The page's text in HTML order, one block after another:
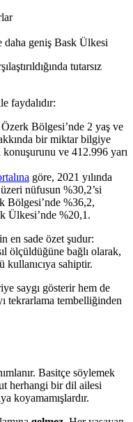
daha geniş Bask Ülkesi
tutarsız
faydalıdır:
Bölgesi’nde 2 yaş ve
bir miktar bilgiye
ve 412.996 yarı
göre, 2021 yılında
nüfusun %30,2’si
Bölgesi’nde %36,2,
Ülkesi’nde %20,1.
en sade özet şudur:
ölçüldüğüne bağlı olarak,
sahiptir.
saygı gösterir hem de
tekrarlama tembelliğinden
Basitçe söylemek
herhangi bir dil ailesi
koyamamışlardır.